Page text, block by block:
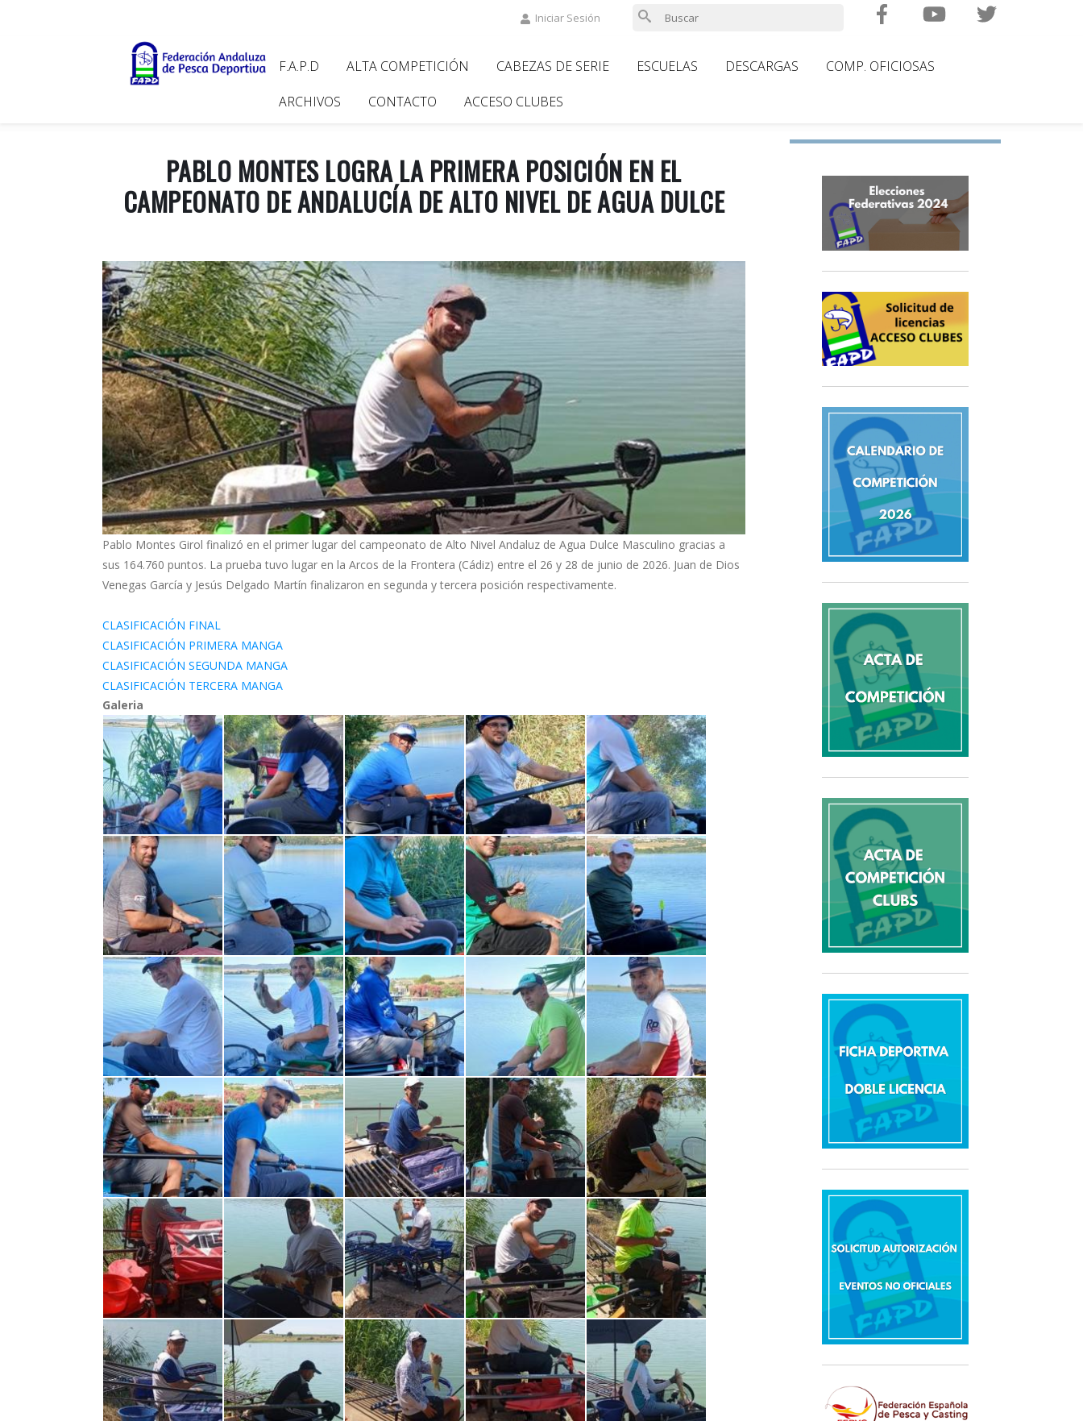
Iniciar Sesión Search
Main
navigation
F.A.P.D ALTA COMPETICIÓN CABEZAS DE SERIE ESCUELAS DESCARGAS
COMP. OFICIOSAS
ARCHIVOS
CONTACTO ACCESO CLUBES
PABLO MONTES LOGRA LA PRIMERA POSICIÓN EN EL
CAMPEONATO DE ANDALUCÍA DE ALTO NIVEL DE AGUA DULCE
Pablo Montes Girol finalizó en el primer lugar del campeonato de Alto Nivel Andaluz de Agua Dulce Masculino gracias a
sus 164.760 puntos. La prueba tuvo lugar en la Arcos de la Frontera (Cádiz) entre el 26 y 28 de junio de 2026. Juan de Dios
Venegas García y Jesús Delgado Martín finalizaron en segunda y tercera posición respectivamente.
CLASIFICACIÓN FINAL
CLASIFICACIÓN PRIMERA MANGA
CLASIFICACIÓN SEGUNDA MANGA
CLASIFICACIÓN TERCERA MANGA
Galeria